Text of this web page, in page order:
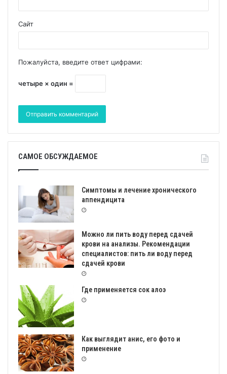
Сайт
Пожалуйста, введите ответ цифрами:
четыре × один =
САМОЕ ОБСУЖДАЕМОЕ
Симптомы и лечение хронического
аппендицита
Можно ли пить воду перед сдачей
крови на анализы. Рекомендации
специалистов: пить ли воду перед
сдачей крови
Где применяется сок алоэ
Как выглядит анис, его фото и
применение